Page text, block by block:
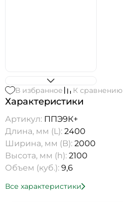
В избранное К сравнению
Характеристики
Артикул: ППЭ9К+
Длина, мм (L): 2400
Ширина, мм (B): 2000
Высота, мм (h): 2100
Объем (куб.): 9,6
Все характеристики